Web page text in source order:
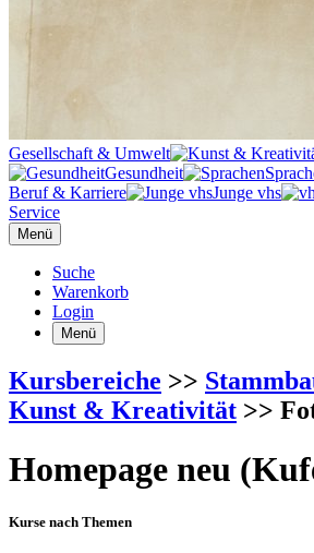
Gesellschaft & Umwelt
Gesundheit
Beruf & Karriere
Junge vhs
Service
Menü
Suche
Warenkorb
Login
Menü
Kursbereiche >>
Kunst & Kreativität >>
Homepage neu
Kurse nach Themen